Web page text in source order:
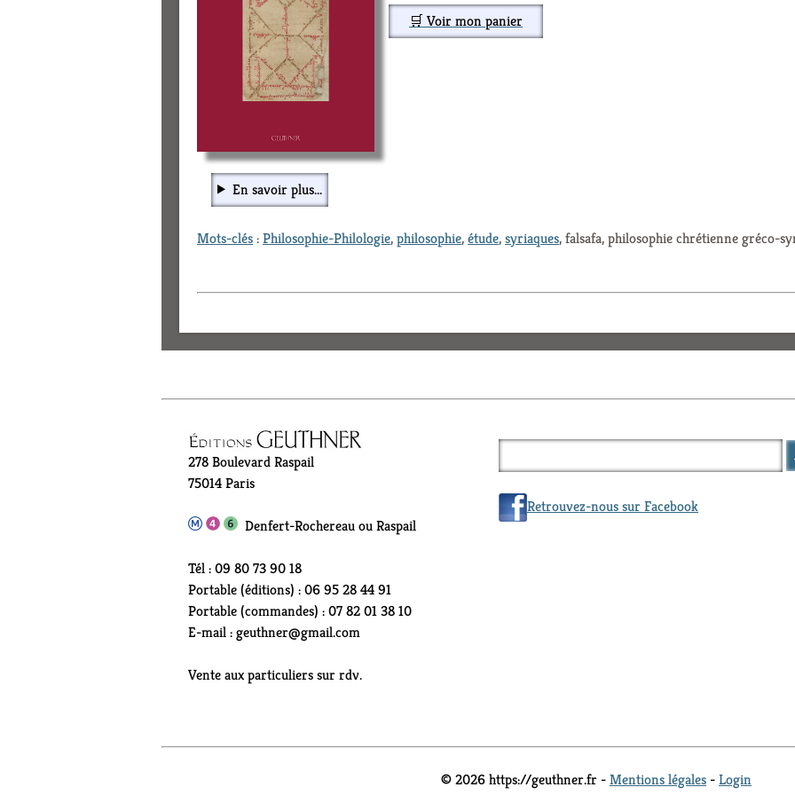
🛒 Voir mon panier
En savoir plus...
Mots-clés:Philosophie-Philologie,philosophie,étude,syriaques, falsafa, philosophie chrétienne gréco-
278 Boulevard Raspail
75014 Paris
Denfert-Rochereau ou Raspail
Tél : 09 80 73 90 18
Portable (éditions) : 06 95 28 44 91
Portable (commandes) : 07 82 01 38 10
E-mail : geuthner@gmail.com
Vente aux particuliers sur rdv.
Retrouvez-nous sur Facebook
© 2026 https://geuthner.fr -Mentions légales -Login